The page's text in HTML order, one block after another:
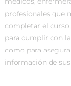
profesionales que
completar el
para cumplir con
como para
información de